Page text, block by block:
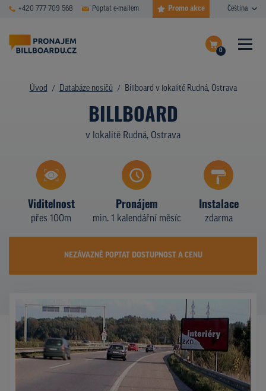
+420 777 709 568 Poptat e-mailem Promo akce Čeština
0
Dokončit poptávku
Zobrazit nosiče na mapě
ČASTÉ DOTAZY
DATABÁZE NOSIČŮ
PLOCHY V AKCI
CENY
Z PRAXE
KDO JSME
Úvod Databáze nosičů Billboard v lokalitě Rudná, Ostrava
BILLBOARD
v lokalitě Rudná, Ostrava
Viditelnost
přes 100m
Pronájem
min. 1 kalendářní měsíc
Instalace
zdarma
NEZÁVAZNĚ POPTAT DOSTUPNOST A CENU